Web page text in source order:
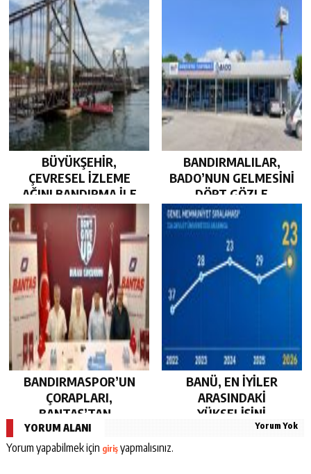
BÜYÜKŞEHİR,
ÇEVRESEL İZLEME
AĞINI BANDIRMA İLE
GÜÇLENDİRDİ…
BANDIRMALILAR,
BADO’NUN GELMESİNİ
DÖRT GÖZLE
BEKLİYOR…
BANDIRMASPOR’UN
ÇORAPLARI,
BANTAŞ’TAN…
BANÜ, EN İYİLER
ARASINDAKİ
YÜKSELİŞİNİ
SÜRDÜRDÜ…
YORUM ALANI Yorum Yok
Yorum yapabilmek için girişyapmalısınız.